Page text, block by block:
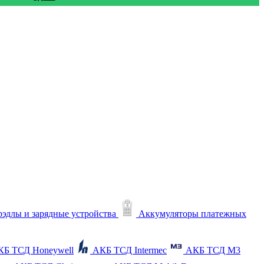
и зарядные устройства
Аккумуляторы платежных
ТСД Honeywell АКБ ТСД Intermec
АКБ ТСД M3